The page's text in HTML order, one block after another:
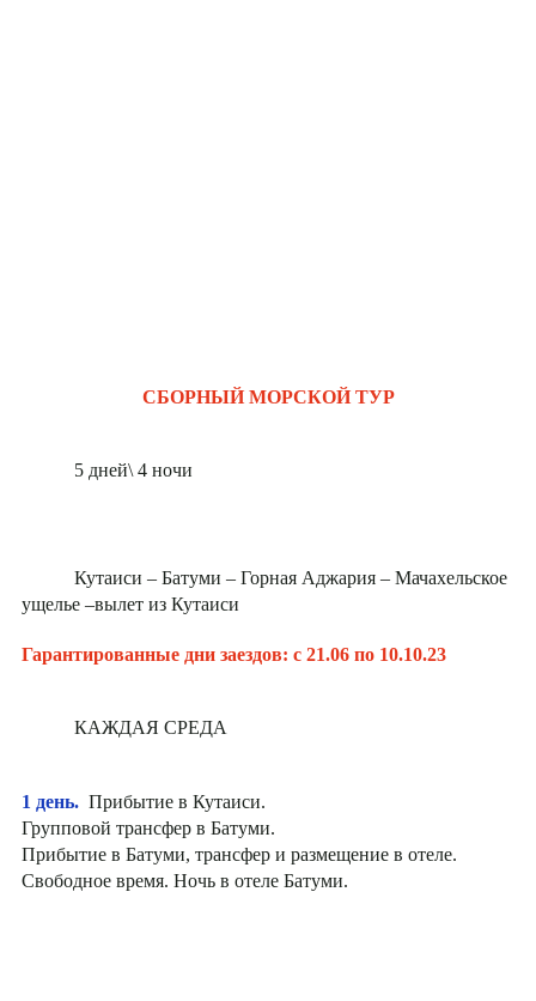
СБОРНЫЙ МОРСКОЙ ТУР
5 дней\ 4 ночи
Кутаиси – Батуми – Горная Аджария – Мачахельское
ущелье –вылет из Кутаиси
Гарантированные дни заездов: с 21.06 по 10.10.23
КАЖДАЯ СРЕДА
1 день. Прибытие в Кутаиси.
Групповой трансфер в Батуми.
Прибытие в Батуми, трансфер и размещение в отеле.
Свободное время. Ночь в отеле Батуми.